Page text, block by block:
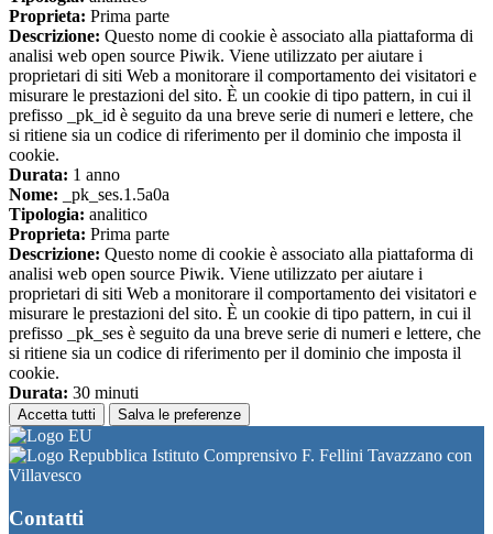
Proprieta: Prima parte
Descrizione: Questo nome di cookie è associato alla piattaforma di
analisi web open source Piwik. Viene utilizzato per aiutare i
proprietari di siti Web a monitorare il comportamento dei visitatori e
misurare le prestazioni del sito. È un cookie di tipo pattern, in cui il
prefisso _pk_id è seguito da una breve serie di numeri e lettere, che
si ritiene sia un codice di riferimento per il dominio che imposta il
cookie.
Durata: 1 anno
Nome: _pk_ses.1.5a0a
Tipologia: analitico
Proprieta: Prima parte
Descrizione: Questo nome di cookie è associato alla piattaforma di
analisi web open source Piwik. Viene utilizzato per aiutare i
proprietari di siti Web a monitorare il comportamento dei visitatori e
misurare le prestazioni del sito. È un cookie di tipo pattern, in cui il
prefisso _pk_ses è seguito da una breve serie di numeri e lettere, che
si ritiene sia un codice di riferimento per il dominio che imposta il
cookie.
Durata: 30 minuti
Accetta tutti Salva le preferenze
Istituto Comprensivo F. Fellini Tavazzano con
Villavesco
Contatti